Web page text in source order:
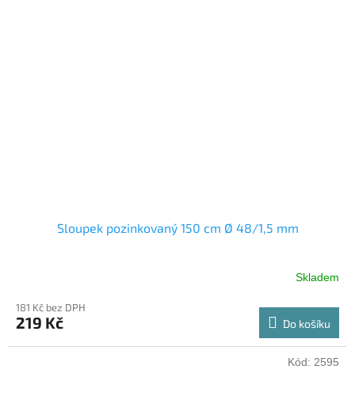
Sloupek pozinkovaný 150 cm Ø 48/1,5 mm
Skladem
181 Kč bez DPH
219 Kč Do košíku
Kód: 2595